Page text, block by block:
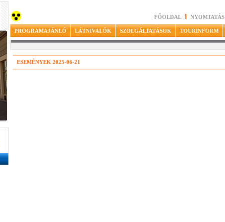
FŐOLDAL NYOMTATÁS
PROGRAMAJÁNLÓ LÁTNIVALÓK SZOLGÁLTATÁSOK TOURINFORM
ESEMÉNYEK 2025-06-21